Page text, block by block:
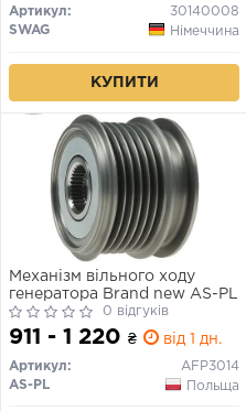
Артикул:
30140008
SWAG
Німеччина
КУПИТИ
Механізм вільного ходу
генератора Brand new AS-PL
0 відгуків
911 - 1 220 ₴ від 1 дн.
Артикул:
AFP3014
AS-PL
Польща